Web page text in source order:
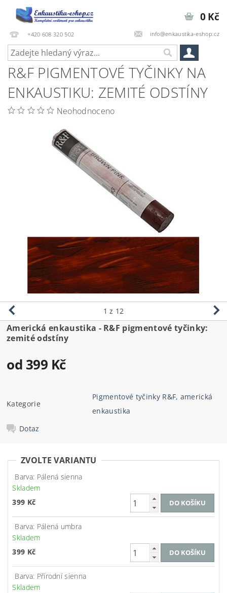
+420 608 320 502 info@enkaustika-eshop.cz
0 Kč
R&F PIGMENTOVÉ TYČINKY NA
ENKAUSTIKU: ZEMITÉ ODSTÍNY
Neohodnoceno
1 z 12
Americká enkaustika - R&F pigmentové tyčinky:
zemité odstíny
od 399 Kč
Kategorie
Pigmentové tyčinky R&F, americká
enkaustika
Dotaz
ZVOLTE VARIANTU
Barva: Pálená sienna
Skladem
399 Kč
Barva: Pálená umbra
Skladem
399 Kč
Barva: Přírodní sienna
Skladem